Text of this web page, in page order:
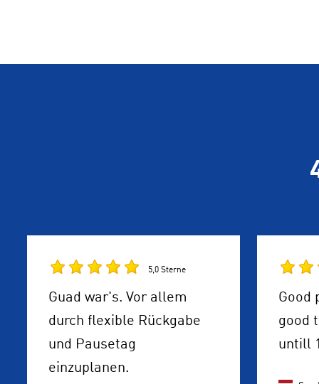
5,0 Sterne
Guad war's. Vor allem
durch flexible Rückgabe
und Pausetag
einzuplanen.
Good
good
untill